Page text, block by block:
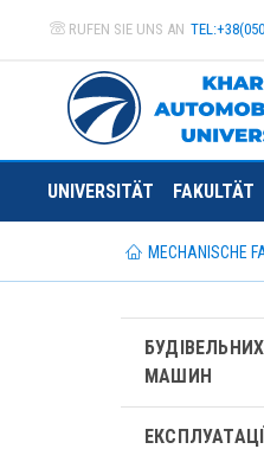
RUFEN SIE UNS AN
UNIVERSITÄT FAKULTÄT
MECHANISCHE
МАШИН